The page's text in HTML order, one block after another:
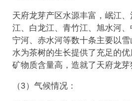
天府龙芽产区水源丰富，岷江
江、白龙江、青竹江、旭水河
宁河、赤水河等数十条主要以
水为茶树的生长提供了充足的优
矿物质含量高，造就了天府龙芽
（3）气候情况：